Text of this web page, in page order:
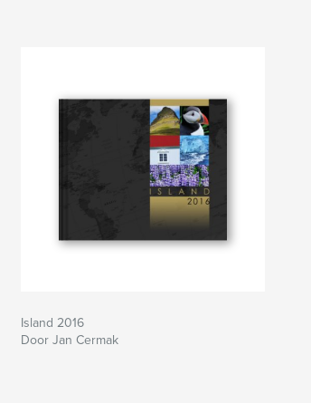
Island 2016
Door Jan Cermak